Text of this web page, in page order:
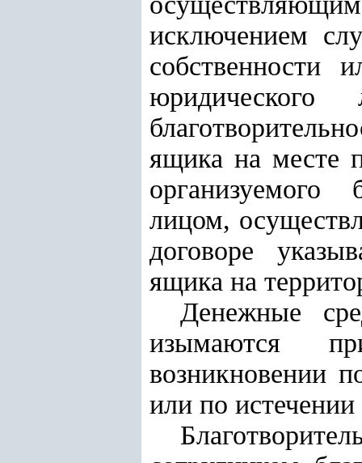
исключением
собственности
ящика на месте
организуемого
лицом,
договоре
ящика на
Денежные
изымаются
возникновении
или по